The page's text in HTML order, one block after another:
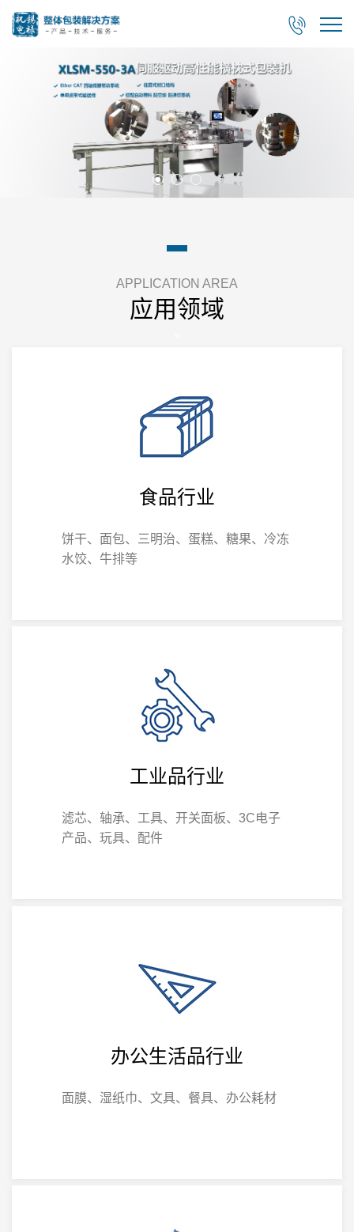

APPLICATION AREA
应用领域
食品行业
饼干、面包、三明治、蛋糕、糖果、冷冻
水饺、牛排等
工业品行业
滤芯、轴承、工具、开关面板、3C电子
产品、玩具、配件
办公生活品行业
面膜、湿纸巾、文具、餐具、办公耗材